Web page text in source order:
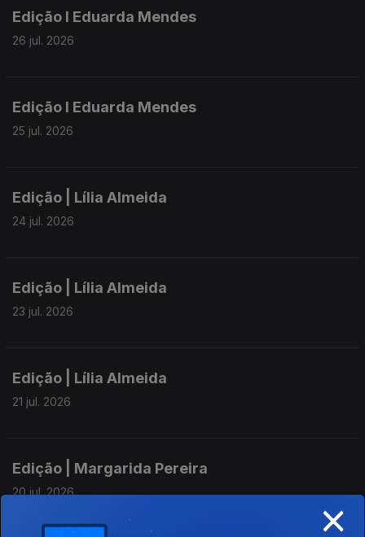
Edição I Eduarda Mendes
26 jul. 2026
Edição I Eduarda Mendes
25 jul. 2026
Edição | Lília Almeida
24 jul. 2026
Edição | Lília Almeida
23 jul. 2026
Edição | Lília Almeida
21 jul. 2026
Edição | Margarida Pereira
20 jul. 2026 ×